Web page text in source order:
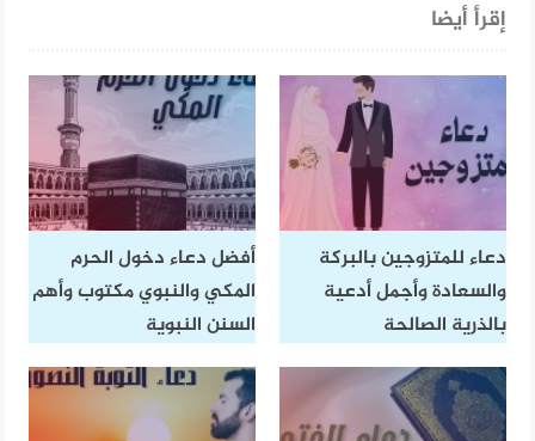
إقرأ أيضا
دعاء للمتزوجين بالبركة
والسعادة وأجمل أدعية
بالذرية الصالحة
أفضل دعاء دخول الحرم
المكي والنبوي مكتوب وأهم
السنن النبوية